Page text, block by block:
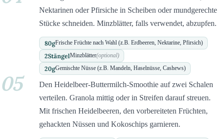
Nektarinen oder Pfirsiche in Scheiben oder mundgerechte
Stücke schneiden. Minzblätter, falls verwendet, abzupfen.
80gFrische Früchte nach Wahl (z.B. Erdbeeren, Nektarine, Pfirsich)
2StängelMinzblätter(optional)
20gGemischte Nüsse (z.B. Mandeln, Haselnüsse, Cashews)
05
Den Heidelbeer-Buttermilch-Smoothie auf zwei Schalen
verteilen. Granola mittig oder in Streifen darauf streuen.
Mit frischen Heidelbeeren, den vorbereiteten Früchten,
gehackten Nüssen und Kokoschips garnieren.